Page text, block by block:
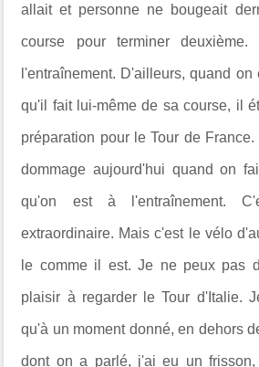
allait et personne ne bougeait
course pour terminer
l'entraînement. D'ailleurs, quand
qu'il fait lui-même de sa course, il
préparation pour le Tour de
dommage aujourd'hui quand on
qu'on est à l'entraînement.
extraordinaire. Mais c'est le vélo
le comme il est. Je ne peux pas
plaisir à regarder le Tour d'Italie.
qu'à un moment donné, en dehors
dont on a parlé, j'ai eu un frisson,